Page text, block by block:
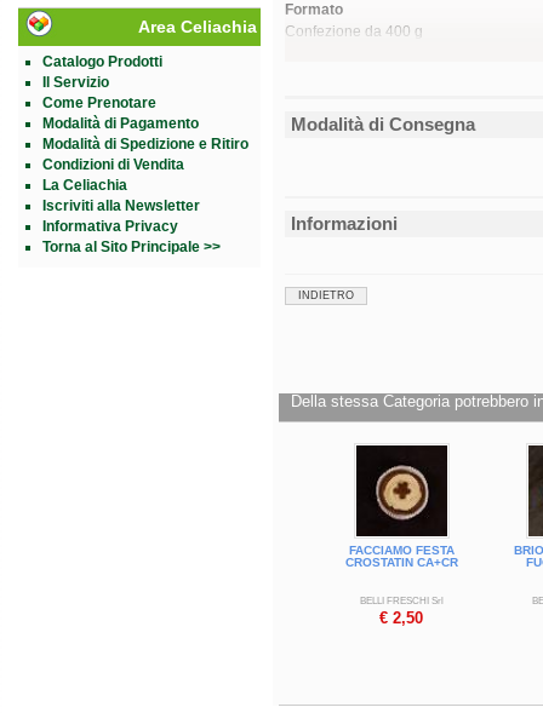
Area Celiachia
Catalogo Prodotti
Il Servizio
Come Prenotare
Modalità di Pagamento
Modalità di Spedizione e Ritiro
Condizioni di Vendita
La Celiachia
Iscriviti alla Newsletter
Informativa Privacy
Torna al Sito Principale >>
Formato
Confezione da 400 g
Modalità di Consegna
Informazioni
INDIETRO
Della stessa Categoria potrebbero
FACCIAMO FESTA
CROSTATIN CA+CR
BELLI FRESCHI Srl
€ 2,50